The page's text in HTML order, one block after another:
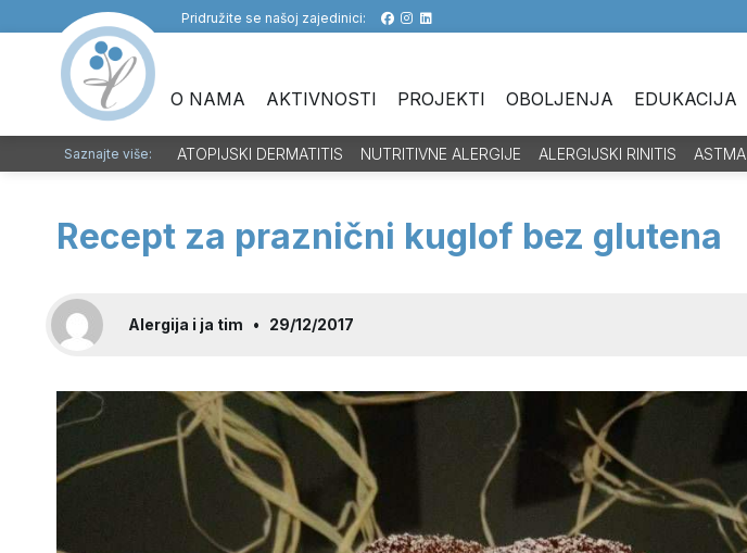
Pridružite se našoj zajedinici:
O NAMA AKTIVNOSTI PROJEKTI OBOLJENJA EDUKACIJA
Saznajte više: ATOPIJSKI DERMATITIS NUTRITIVNE ALERGIJE ALERGIJSKI RINITIS ASTMA
Recept za praznični kuglof bez glutena
Alergija i ja tim • 29/12/2017